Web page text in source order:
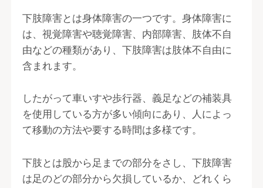
下肢障害とは身体障害の一つです。身体障害に
は、視覚障害や聴覚障害、内部障害、肢体不自
由などの種類があり、下肢障害は肢体不自由に
含まれます。
したがって車いすや歩行器、義足などの補装具
を使用している方が多い傾向にあり、人によっ
て移動の方法や要する時間は多様です。
下肢とは股から足までの部分をさし、下肢障害
は足のどの部分から欠損しているか、どれくら